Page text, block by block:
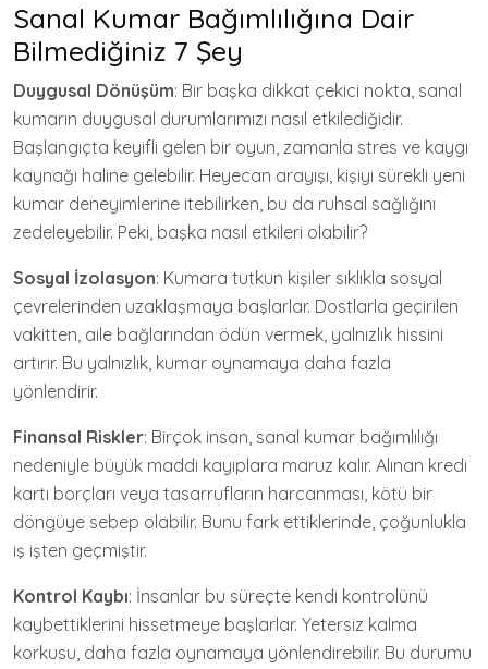
Sanal Kumar Bağımlılığına Dair
Bilmediğiniz 7 Şey
Duygusal Dönüşüm: Bir başka dikkat çekici nokta, sanal
kumarın duygusal durumlarımızı nasıl etkilediğidir.
Başlangıçta keyifli gelen bir oyun, zamanla stres ve kaygı
kaynağı haline gelebilir. Heyecan arayışı, kişiyi sürekli yeni
kumar deneyimlerine itebilirken, bu da ruhsal sağlığını
zedeleyebilir. Peki, başka nasıl etkileri olabilir?
Sosyal İzolasyon: Kumara tutkun kişiler sıklıkla sosyal
çevrelerinden uzaklaşmaya başlarlar. Dostlarla geçirilen
vakitten, aile bağlarından ödün vermek, yalnızlık hissini
artırır. Bu yalnızlık, kumar oynamaya daha fazla
yönlendirir.
Finansal Riskler: Birçok insan, sanal kumar bağımlılığı
nedeniyle büyük maddi kayıplara maruz kalır. Alınan kredi
kartı borçları veya tasarrufların harcanması, kötü bir
döngüye sebep olabilir. Bunu fark ettiklerinde, çoğunlukla
iş işten geçmiştir.
Kontrol Kaybı: İnsanlar bu süreçte kendi kontrolünü
kaybettiklerini hissetmeye başlarlar. Yetersiz kalma
korkusu, daha fazla oynamaya yönlendirebilir. Bu durumu